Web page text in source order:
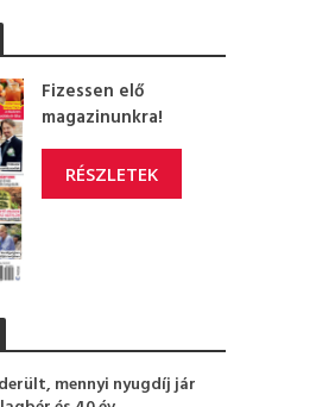
Fizessen elő
magazinunkra!
RÉSZLETEK
mennyi nyugdíj jár